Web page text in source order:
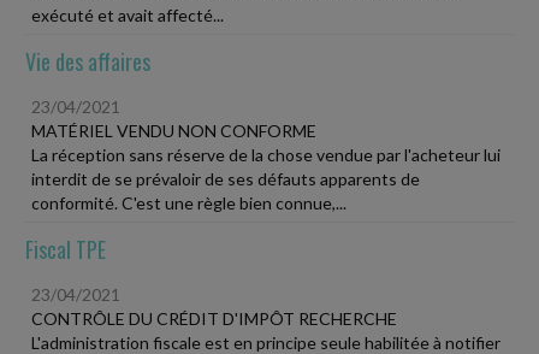
exécuté et avait affecté...
Vie des affaires
23/04/2021
MATÉRIEL VENDU NON CONFORME
La réception sans réserve de la chose vendue par l'acheteur lui
interdit de se prévaloir de ses défauts apparents de
conformité. C'est une règle bien connue,...
Fiscal TPE
23/04/2021
CONTRÔLE DU CRÉDIT D'IMPÔT RECHERCHE
L'administration fiscale est en principe seule habilitée à notifier